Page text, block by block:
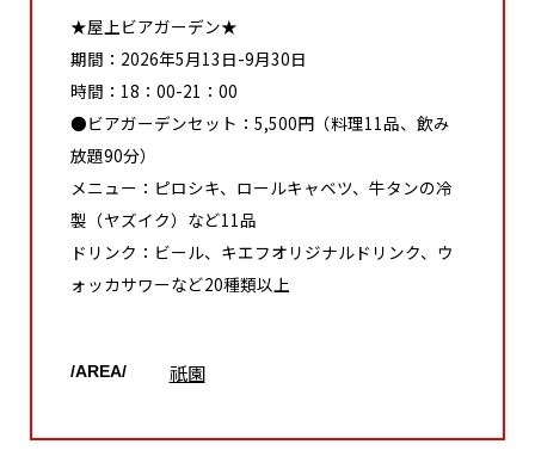
★屋上ビアガーデン★
期間：2026年5月13日-9月30日
時間：18：00-21：00
●ビアガーデンセット：5,500円（料理11品、飲み
放題90分）
メニュー：ピロシキ、ロールキャベツ、牛タンの冷
製（ヤズイク）など11品
ドリンク：ビール、キエフオリジナルドリンク、ウ
ォッカサワーなど20種類以上
/AREA/ 祇園